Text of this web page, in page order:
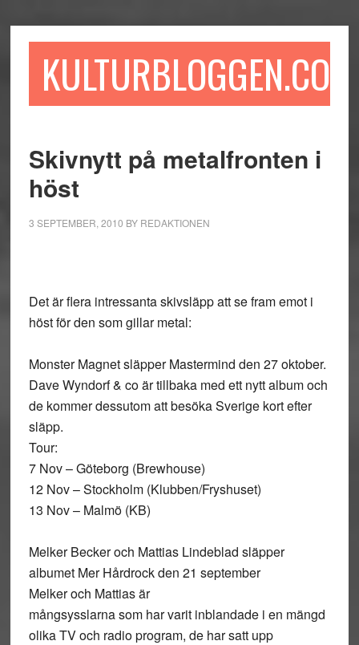
till
till
sidofältet
till
KULTURBLOGGEN.COM
Skivnytt på metalfronten i
höst
3 SEPTEMBER, 2010 BY REDAKTIONEN
Det är flera intressanta skivsläpp att se fram emot i
höst för den som gillar metal:
Monster Magnet släpper Mastermind den 27 oktober.
Dave Wyndorf & co är tillbaka med ett nytt album och
de kommer dessutom att besöka Sverige kort efter
släpp.
Tour:
7 Nov – Göteborg (Brewhouse)
12 Nov – Stockholm (Klubben/Fryshuset)
13 Nov – Malmö (KB)
Melker Becker och Mattias Lindeblad släpper
albumet Mer Hårdrock den 21 september
Melker och Mattias är
mångsysslarna som har varit inblandade i en mängd
olika TV och radio program, de har satt upp